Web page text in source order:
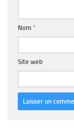
Nom *
Site web